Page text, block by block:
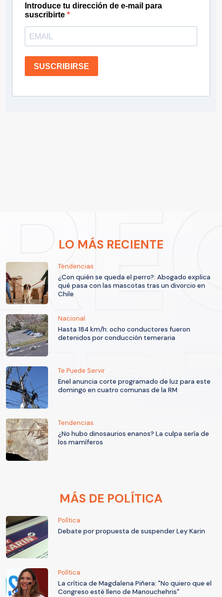
Introduce tu dirección de e-mail para
suscribirte
SUSCRIBIRSE
LO MÁS RECIENTE
Tendencias
¿Con quién se queda el perro?: Abogado explica
qué pasa con las mascotas tras un divorcio en
Chile
Nacional
Hasta 184 km/h: ocho conductores fueron
detenidos por conducción temeraria
Te Puede Servir
Enel anuncia corte programado de luz para este
domingo en cuatro comunas de la RM
Tendencias
¿No hubo dinosaurios enanos? La culpa sería de
los mamíferos
MÁS DE POLÍTICA
Política
Debate por propuesta de suspender Ley Karin
Política
La crítica de Magdalena Piñera: "No quiero que el
Congreso esté lleno de Manouchehris"